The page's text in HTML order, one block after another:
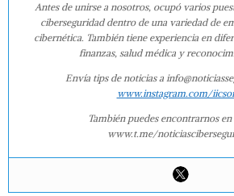
Antes de unirse a nosotros, ocupó varios
ciberseguridad dentro de una variedad de
cibernética. También tiene experiencia en
finanzas, salud médica y
Envía tips de noticias a
www.instagram.com/
También puedes encontrarnos en
www.t.me/